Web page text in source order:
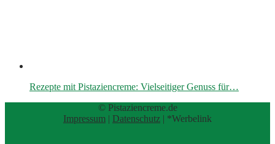
Rezepte mit Pistaziencreme: Vielseitiger Genuss für…
© Pistaziencreme.de
Impressum | Datenschutz | *Werbelink